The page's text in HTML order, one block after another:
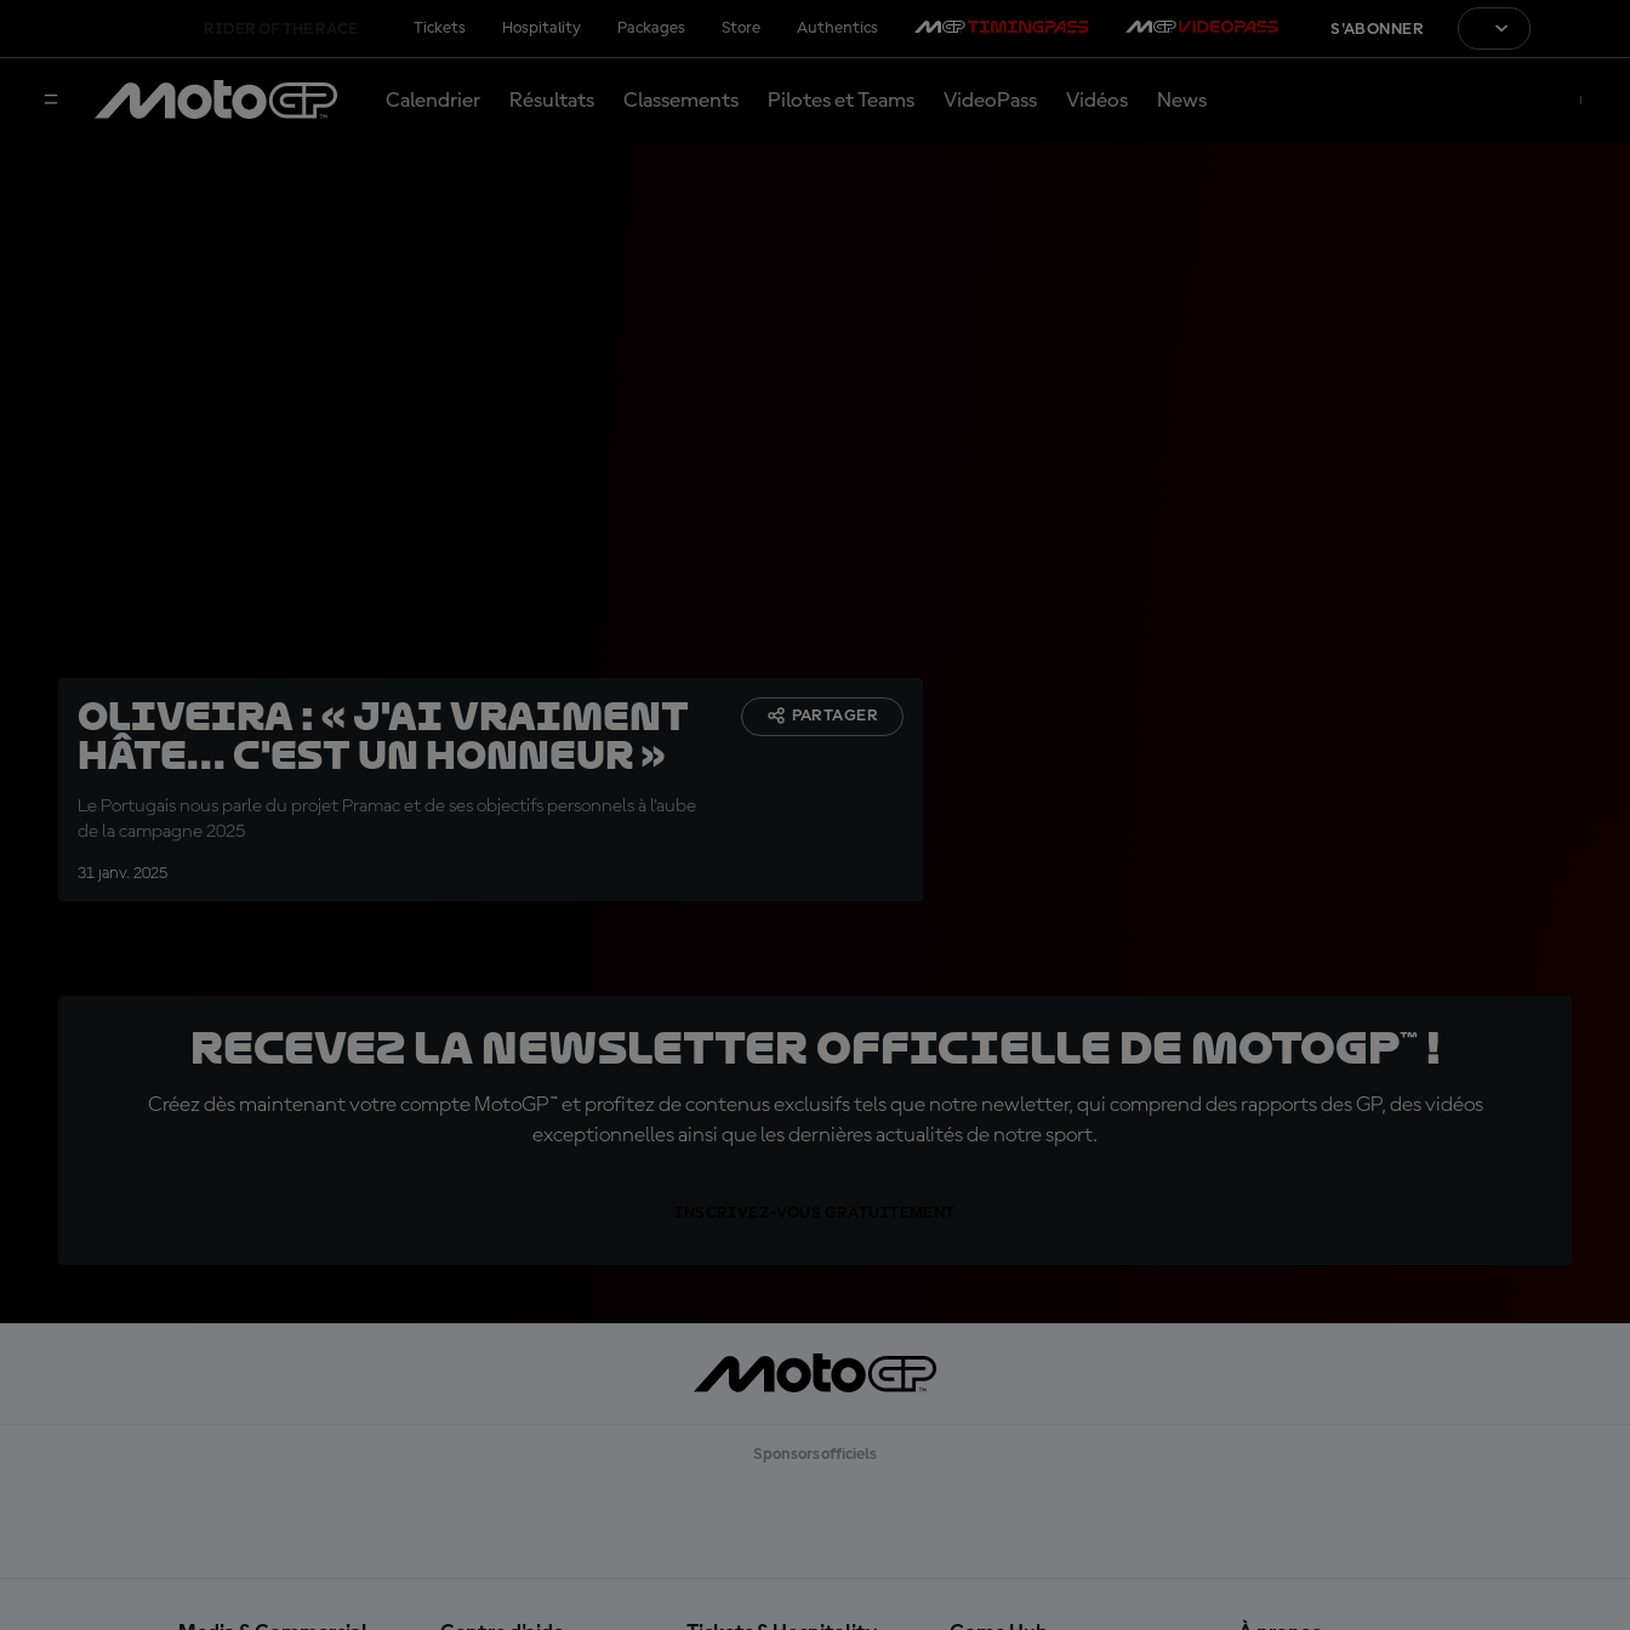
Tickets Hospitality Packages Store Authentics S'ABONNER
Calendrier Résultats Classements Pilotes et Teams VideoPass Vidéos News
Oliveira : « J'ai vraiment
hâte... c'est un honneur »
Le Portugais nous parle du projet Pramac et de ses objectifs personnels à l'aube
de la campagne 2025
31 janv. 2025
PARTAGER
Recevez la Newsletter officielle de MotoGP™ !
Créez dès maintenant votre compte MotoGP™ et profitez de contenus exclusifs tels que notre newletter, qui comprend des rapports des GP, des vidéos
exceptionnelles ainsi que les dernières actualités de notre sport.
Sponsors officiels